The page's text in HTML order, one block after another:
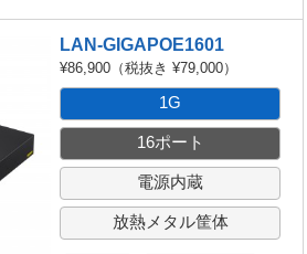
LAN-GIGAPOE1601
¥86,900（税抜き ¥79,000）
1G
16ポート
電源内蔵
放熱メタル筐体